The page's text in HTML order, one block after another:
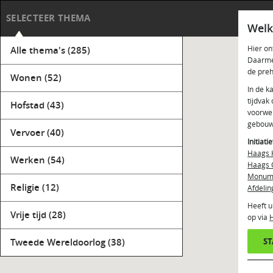
SELECTEER THEMA
Hier
de
In de
tijdvak
Haags
Haags
Heeft
op via
Alle thema's(285)
Wonen (52)
Hofstad (43)
Vervoer(40)
Werken (54)
Religie (12)
Vrije tijd (28)
Tweede Wereldoorlog(38)